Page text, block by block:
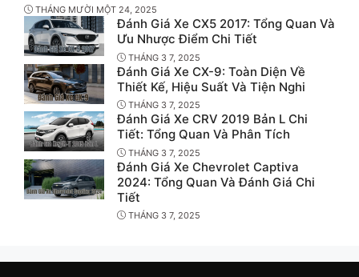
THÁNG MƯỜI MỘT 24, 2025
Đánh Giá Xe CX5 2017: Tổng Quan Và
Ưu Nhược Điểm Chi Tiết
THÁNG 3 7, 2025
Đánh Giá Xe CX-9: Toàn Diện Về
Thiết Kế, Hiệu Suất Và Tiện Nghi
THÁNG 3 7, 2025
Đánh Giá Xe CRV 2019 Bản L Chi
Tiết: Tổng Quan Và Phân Tích
THÁNG 3 7, 2025
Đánh Giá Xe Chevrolet Captiva
2024: Tổng Quan Và Đánh Giá Chi
Tiết
THÁNG 3 7, 2025